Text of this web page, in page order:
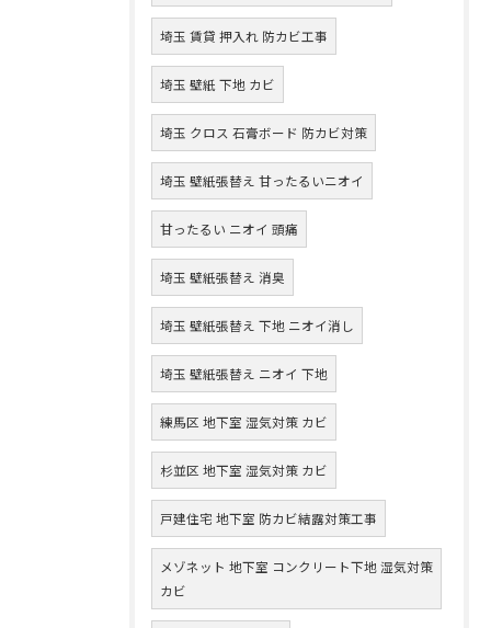
埼玉 賃貸 押入れ 防カビ工事
埼玉 壁紙 下地 カビ
埼玉 クロス 石膏ボード 防カビ対策
埼玉 壁紙張替え 甘ったるいニオイ
甘ったるい ニオイ 頭痛
埼玉 壁紙張替え 消臭
埼玉 壁紙張替え 下地 ニオイ消し
埼玉 壁紙張替え ニオイ 下地
練馬区 地下室 湿気対策 カビ
杉並区 地下室 湿気対策 カビ
戸建住宅 地下室 防カビ結露対策工事
メゾネット 地下室 コンクリート下地 湿気対策
カビ